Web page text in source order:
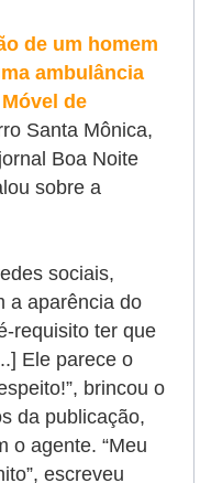
de um homem
ambulância
de
Santa Mônica,
Boa Noite
sobre a
sociais,
a aparência do
requisito ter que
Ele parece o
brincou o
da publicação,
o agente. “Meu
escreveu